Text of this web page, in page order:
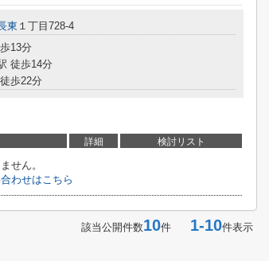
東 １丁目728-4
13分
徒歩14分
歩22分
詳細 検討リスト
せん。
わせはこちら
該当公開件数10件 1-10件表示